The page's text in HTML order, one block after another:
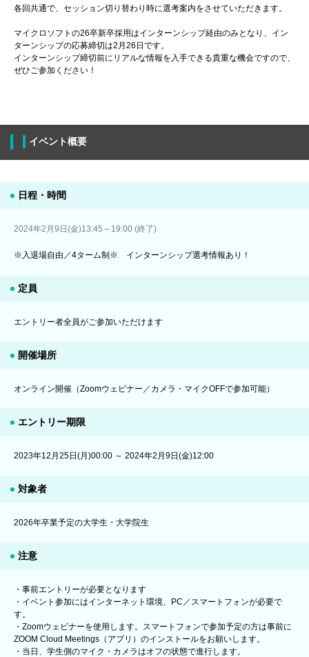
各回共通で、セッション切り替わり時に選考案内をさせていただきます。
マイクロソフトの26卒新卒採用はインターンシップ経由のみとなり、イン
ターンシップの応募締切は2月26日です。
インターンシップ締切前にリアルな情報を入手できる貴重な機会ですので、
ぜひご参加ください！
イベント概要
日程・時間
2024年2月9日(金)13:45～19:00 (終了)
※入退場自由／4ターム制※ インターンシップ選考情報あり！
定員
エントリー者全員がご参加いただけます
開催場所
オンライン開催（Zoomウェビナー／カメラ・マイクOFFで参加可能）
エントリー期限
2023年12月25日(月)00:00 ～ 2024年2月9日(金)12:00
対象者
2026年卒業予定の大学生・大学院生
注意
・事前エントリーが必要となります
・イベント参加にはインターネット環境、PC／スマートフォンが必要で
す。
・Zoomウェビナーを使用します。スマートフォンで参加予定の方は事前に
ZOOM Cloud Meetings（アプリ）のインストールをお願いします。
・当日、学生側のマイク・カメラはオフの状態で進行します。